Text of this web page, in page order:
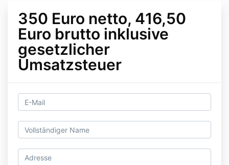
350 Euro netto, 416,50
Euro brutto inklusive
gesetzlicher
Umsatzsteuer